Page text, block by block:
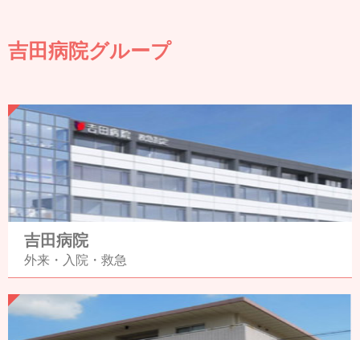
吉田病院グループ
吉田病院
外来・入院・救急